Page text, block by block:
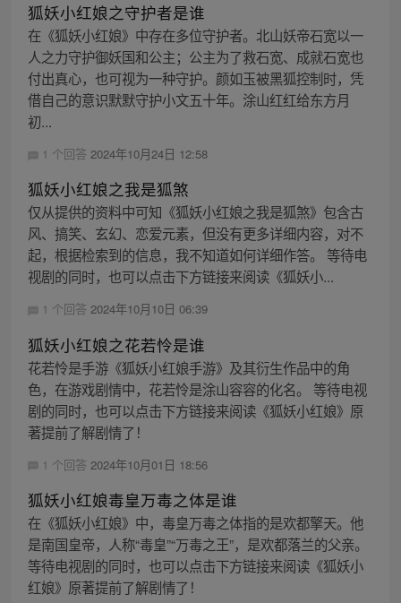
狐妖小红娘之守护者是谁
在《狐妖小红娘》中存在多位守护者。北山妖帝石宽以一
人之力守护御妖国和公主；公主为了救石宽、成就石宽也
付出真心，也可视为一种守护。颜如玉被黑狐控制时，凭
借自己的意识默默守护小文五十年。涂山红红给东方月
初...
1 个回答 2024年10月24日 12:58
狐妖小红娘之我是狐煞
仅从提供的资料中可知《狐妖小红娘之我是狐煞》包含古
风、搞笑、玄幻、恋爱元素，但没有更多详细内容，对不
起，根据检索到的信息，我不知道如何详细作答。 等待电
视剧的同时，也可以点击下方链接来阅读《狐妖小...
1 个回答 2024年10月10日 06:39
狐妖小红娘之花若怜是谁
花若怜是手游《狐妖小红娘手游》及其衍生作品中的角
色，在游戏剧情中，花若怜是涂山容容的化名。 等待电视
剧的同时，也可以点击下方链接来阅读《狐妖小红娘》原
著提前了解剧情了！
1 个回答 2024年10月01日 18:56
狐妖小红娘毒皇万毒之体是谁
在《狐妖小红娘》中，毒皇万毒之体指的是欢都擎天。他
是南国皇帝，人称“毒皇”“万毒之王”，是欢都落兰的父亲。
等待电视剧的同时，也可以点击下方链接来阅读《狐妖小
红娘》原著提前了解剧情了！